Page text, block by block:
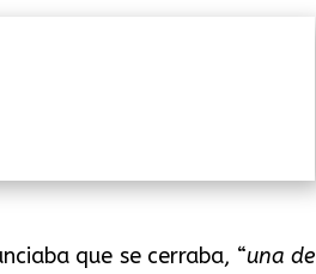
que se cerraba, “una de